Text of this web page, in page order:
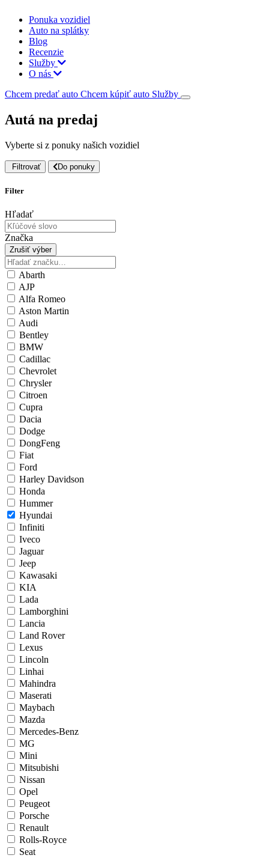
Ponuka vozidiel
Auto na splátky
Blog
Recenzie
Služby
O nás
Chcem predať auto Chcem kúpiť auto Služby
Autá na predaj
Vyberte si z ponuky našich vozidiel
Filtrovať Do ponuky
Filter
Hľadať
Značka
Zrušiť výber
Abarth
AJP
Alfa Romeo
Aston Martin
Audi
Bentley
BMW
Cadillac
Chevrolet
Chrysler
Citroen
Cupra
Dacia
Dodge
DongFeng
Fiat
Ford
Harley Davidson
Honda
Hummer
Hyundai
Infiniti
Iveco
Jaguar
Jeep
Kawasaki
KIA
Lada
Lamborghini
Lancia
Land Rover
Lexus
Lincoln
Linhai
Mahindra
Maserati
Maybach
Mazda
Mercedes-Benz
MG
Mini
Mitsubishi
Nissan
Opel
Peugeot
Porsche
Renault
Rolls-Royce
Seat